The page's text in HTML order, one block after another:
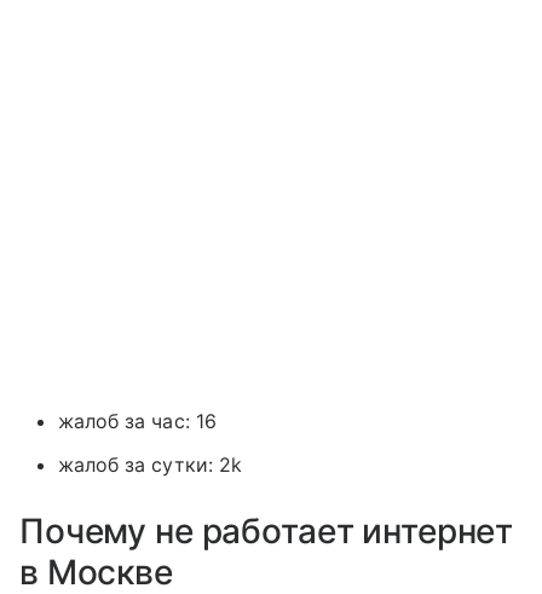
жалоб за час: 16
жалоб за сутки: 2k
Почему не работает интернет
в Москве